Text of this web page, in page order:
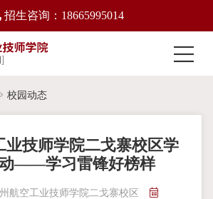
招生咨询：18665995014
校园动态
业技师学院二戈寨校区学
——学习雷锋好榜样
航空工业技师学院二戈寨校区